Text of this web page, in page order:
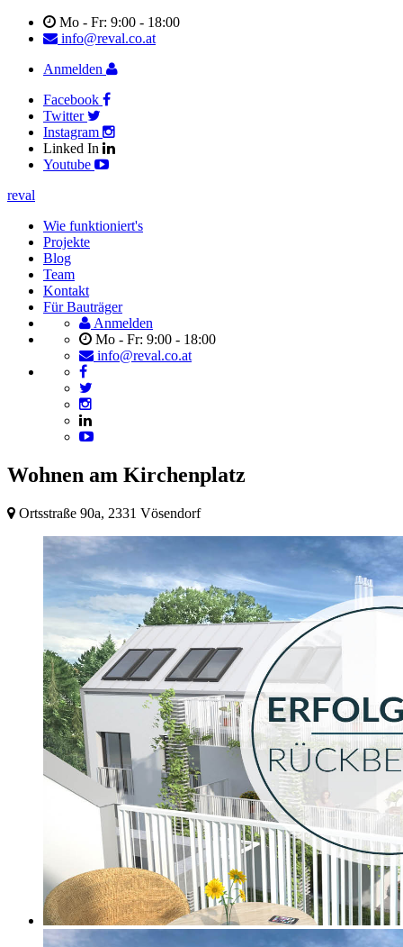
Mo - Fr: 9:00 - 18:00
info@reval.co.at
Anmelden
Facebook
Twitter
Instagram
Linked In
Youtube
reval
Wie funktioniert's
Projekte
Blog
Team
Kontakt
Für Bauträger
Anmelden
Mo - Fr: 9:00 - 18:00
info@reval.co.at
Wohnen am Kirchenplatz
Ortsstraße 90a, 2331 Vösendorf